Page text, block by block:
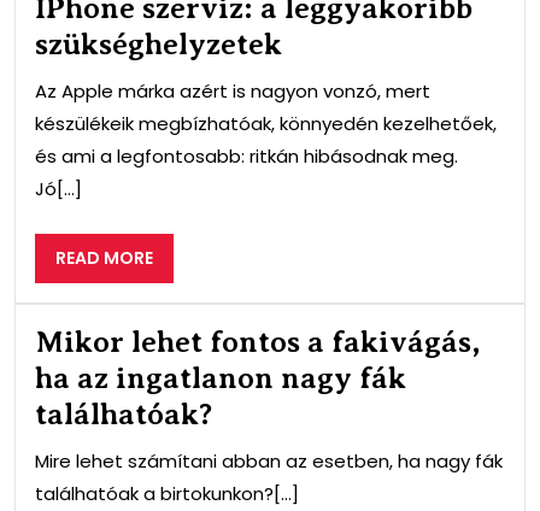
IPhone szerviz: a leggyakoribb
szükséghelyzetek
Az Apple márka azért is nagyon vonzó, mert
készülékeik megbízhatóak, könnyedén kezelhetőek,
és ami a legfontosabb: ritkán hibásodnak meg.
Jó[...]
READ MOREREAD
MORE
Mikor lehet fontos a fakivágás,
ha az ingatlanon nagy fák
találhatóak?
Mire lehet számítani abban az esetben, ha nagy fák
találhatóak a birtokunkon?[...]